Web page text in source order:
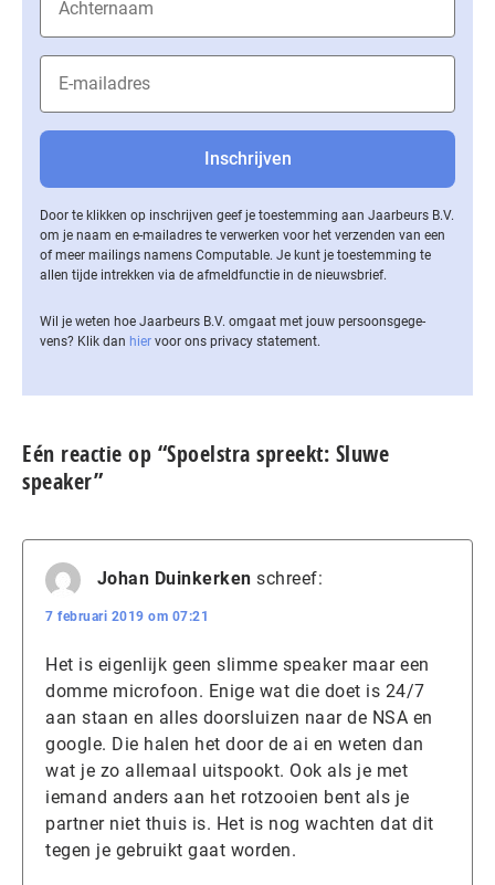
Door te klikken op inschrijven geef je toestemming aan Jaarbeurs B.V.
om je naam en e-mailadres te verwerken voor het verzenden van een
of meer mailings namens Computable. Je kunt je toestemming te
allen tijde intrekken via de af­meld­func­tie in de nieuwsbrief.
Wil je weten hoe Jaarbeurs B.V. omgaat met jouw per­soons­ge­ge­
vens? Klik dan hier voor ons privacy statement.
Eén reactie op “Spoelstra spreekt: Sluwe
speaker”
Johan Duinkerken schreef:
7 februari 2019 om 07:21
Het is eigenlijk geen slimme speaker maar een
domme microfoon. Enige wat die doet is 24/7
aan staan en alles doorsluizen naar de NSA en
google. Die halen het door de ai en weten dan
wat je zo allemaal uitspookt. Ook als je met
iemand anders aan het rotzooien bent als je
partner niet thuis is. Het is nog wachten dat dit
tegen je gebruikt gaat worden.